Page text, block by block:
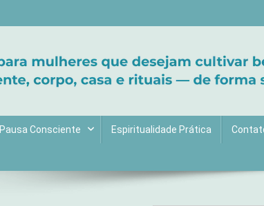
Pausa Consciente Espiritualidade Prática